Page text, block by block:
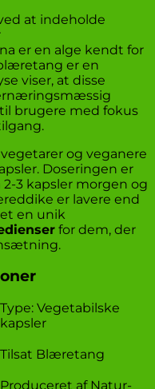
at indeholde
er en alge kendt for
er en
viser, at disse
brugere med fokus
og veganere
Doseringen er
3 kapsler morgen og
er lavere end
en unik
for dem, der
Type: Vegetabilske
kapsler
Tilsat Blæretang
Produceret af Natur-